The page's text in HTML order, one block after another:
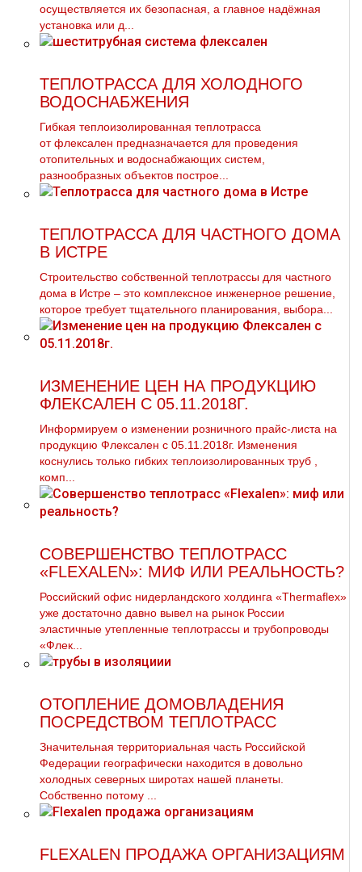
осуществляется их безопасная, а главное надёжная
установка или д...
ТЕПЛОТРАССА ДЛЯ ХОЛОДНОГО
ВОДОСНАБЖЕНИЯ
Гибкая теплоизолированная тeплoтpaсса
от флексален предназначается для проведения
отопительных и водоснабжающих систем,
разнообразных объектов построе...
ТЕПЛОТРАССА ДЛЯ ЧАСТНОГО ДОМА
В ИСТРЕ
Строительство собственной теплотрассы для частного
дома в Истре – это комплексное инженерное решение,
которое требует тщательного планирования, выбора...
ИЗМЕНЕНИЕ ЦЕН НА ПРОДУКЦИЮ
ФЛЕКСАЛЕН С 05.11.2018Г.
Информируем о изменении розничного прайс-листа на
продукцию Флексален с 05.11.2018г. Изменения
коснулись только гибких теплоизолированных тpуб ,
комп...
СОВЕРШЕНСТВО ТЕПЛОТРАСС
«FLEXALEN»: МИФ ИЛИ РЕАЛЬНОСТЬ?
Российский офис нидерландского холдинга «Thermaflex»
уже достаточно давно вывел на рынок России
эластичные утепленные теплотрассы и трубопроводы
«Флек...
ОТОПЛЕНИЕ ДОМОВЛАДЕНИЯ
ПОСРЕДСТВОМ ТЕПЛОТРАСС
Значительная территориальная часть Российской
Федерации географически находится в довольно
холодных северных широтах нашей планеты.
Собственно потому ...
FLEXALEN ПРОДАЖА ОРГАНИЗАЦИЯМ